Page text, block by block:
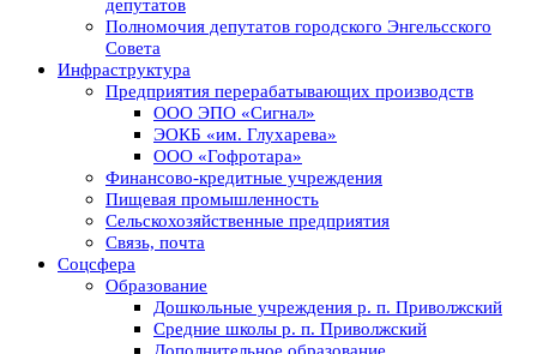
депутатов
Полномочия депутатов городского Энгельсского
Совета
Инфраструктура
Предприятия перерабатывающих производств
ООО ЭПО «Сигнал»
ЭОКБ «им. Глухарева»
ООО «Гофротара»
Финансово-кредитные учреждения
Пищевая промышленность
Сельскохозяйственные предприятия
Связь, почта
Соцсфера
Образование
Дошкольные учреждения р. п. Приволжский
Средние школы р. п. Приволжский